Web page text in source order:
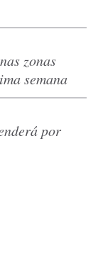
zonas
semana
por